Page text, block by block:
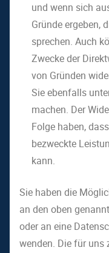
und wenn sich
Gründe ergeben,
sprechen. Auch
Zwecke der
von Gründen
Sie ebenfalls
machen. Der
Folge haben,
bezweckte
kann.
Sie haben die
an den oben
oder an eine
wenden. Die für uns